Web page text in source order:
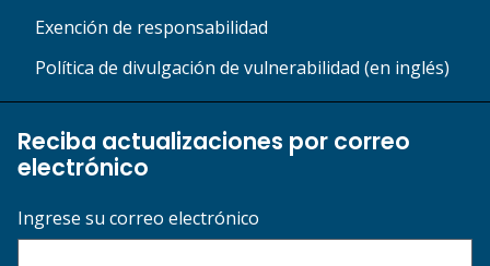
Exención de responsabilidad
Política de divulgación de vulnerabilidad (en inglés)
Reciba actualizaciones por correo
electrónico
Ingrese su correo electrónico